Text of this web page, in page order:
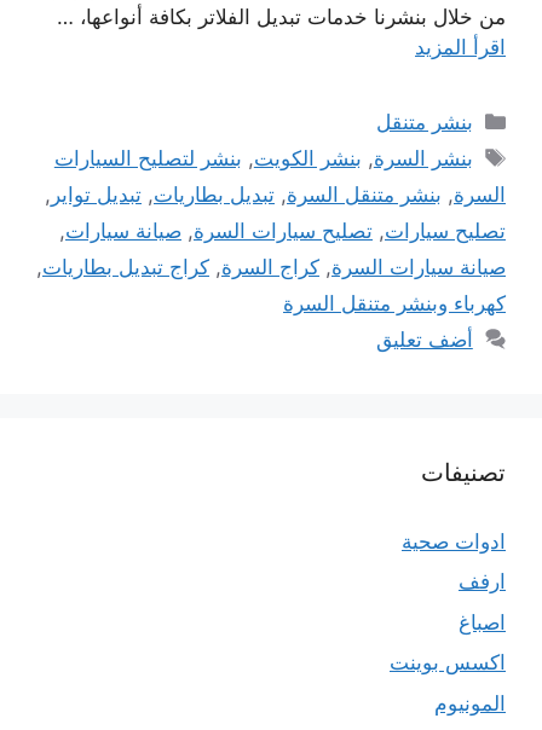
من خلال بنشرنا خدمات تبديل الفلاتر بكافة أنواعها، …
اقرأ المزيد
التصنيفات
بنشر متنقل
الوسوم
بنشر السرة, بنشر الكويت, بنشر لتصليح السيارات
السرة, بنشر متنقل السرة, تبديل بطاريات, تبديل تواير ,
تصليح سيارات, تصليح سيارات السرة, صيانة سيارات,
صيانة سيارات السرة, كراج السرة, كراج تبديل بطاريات,
كهرباء وبنشر متنقل السرة
أضف تعليق
تصنيفات
ادوات صحية
ارفف
اصباغ
اكسس بوينت
المونيوم